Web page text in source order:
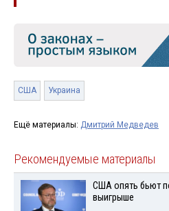
США Украина
Ещё материалы: Дмитрий Медведев
Рекомендуемые материалы
США опять бьют
выигрыше